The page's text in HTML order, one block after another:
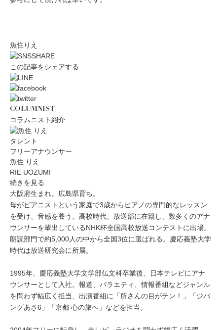
魚住りえ
この記事をシェアする
COLUMNIST
コラムニスト紹介
タレント
フリーアナウンサー
魚住 りえ
RIE UOZUMI
続きを見る
大阪府生まれ。広島県育ち。
母がピアニストという家庭で3歳からピアノの専門的なレッスン
を受け、音感を養う。高校時代、放送部に在籍し、数多くのアナ
ウンサーを輩出しているNHK杯全国高校放送コンテストに出場。
朗読部門で約5,000人の中から全国3位に選ばれる。慶応義塾大学
時代は放送研究会に所属。
1995年、慶応義塾大学文学部仏文科卒業後、日本テレビにアナ
ウンサーとして入社。報道、バラエティ、情報番組などジャンル
を問わず幅広く担当、出演番組に「所さんの目がテン！」「ジパ
ングあさ6」「京都 心の旅へ」などを担当。